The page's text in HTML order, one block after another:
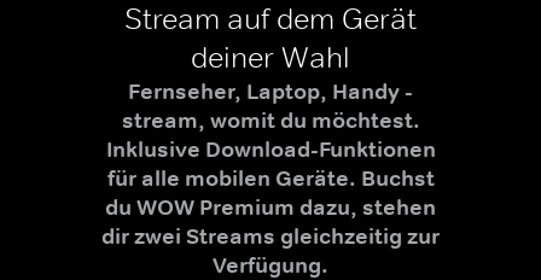
Stream auf dem Gerät
deiner Wahl
Fernseher, Laptop, Handy -
stream, womit du möchtest.
Inklusive Download-Funktionen
für alle mobilen Geräte. Buchst
du WOW Premium dazu, stehen
dir zwei Streams gleichzeitig zur
Verfügung.